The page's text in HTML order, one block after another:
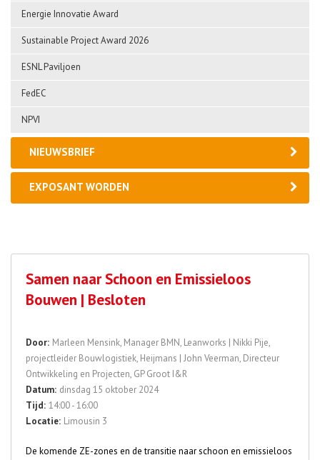
Energie Innovatie Award
Sustainable Project Award 2026
ESNL Paviljoen
FedEC
NPVI
NIEUWSBRIEF
EXPOSANT WORDEN
Samen naar Schoon en Emissieloos
Bouwen | Besloten
Door: Marleen Mensink, Manager BMN, Leanworks | Nikki Pije,
projectleider Bouwlogistiek, Heijmans | John Veerman, Directeur
Ontwikkeling en Projecten, GP Groot I&R
Datum: dinsdag 15 oktober 2024
Tijd: 14:00 - 16:00
Locatie: Limousin 3
De komende ZE-zones en de transitie naar schoon en emissieloos